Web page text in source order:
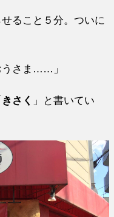
ること５分。ついに
うさま……」
きさく
」と書いてい